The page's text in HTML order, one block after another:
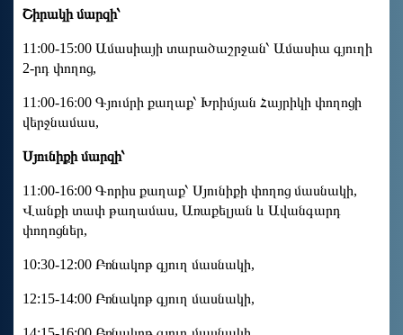
Շիրակի մարզի՝
11:00-15:00 Ամասիայի տարածաշրջան՝ Ամասիա գյուղի
2-րդ փողոց,
11։00-16։00 Գյումրի քաղաք՝ Խրիմյան Հայրիկի փողոցի
վերջնամաս,
Սյունիքի մարզի՝
11:00-16:00 Գորիս քաղաք՝ Սյունիքի փողոց մասնակի,
Վանքի տափ թաղամաս, Առաքելյան և Ավանգարդ
փողոցներ,
10:30-12:00 Բռնակոթ գյուղ մասնակի,
12:15-14:00 Բռնակոթ գյուղ մասնակի,